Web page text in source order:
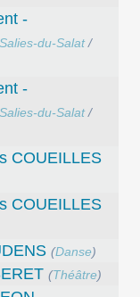
-
du-Salat/
-
du-Salat/
COUEILLES
COUEILLES
(Danse)
(Théâtre)